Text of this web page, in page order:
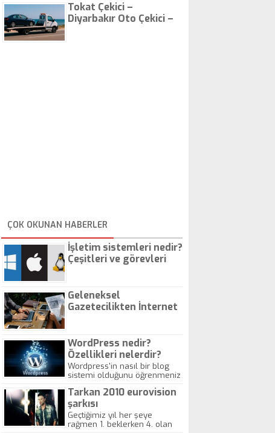
Tokat Çekici –
Diyarbakır Oto Çekici –
ÇOK OKUNAN HABERLER
İşletim sistemleri nedir?
Çeşitleri ve görevleri
Geleneksel
Gazetecilikten İnternet
WordPress nedir?
Özellikleri nelerdir?
Wordpress'in nasıl bir blog
sistemi olduğunu öğrenmeniz
Tarkan 2010 eurovision
şarkısı
Geçtiğimiz yıl her şeye
rağmen 1. beklerken 4. olan